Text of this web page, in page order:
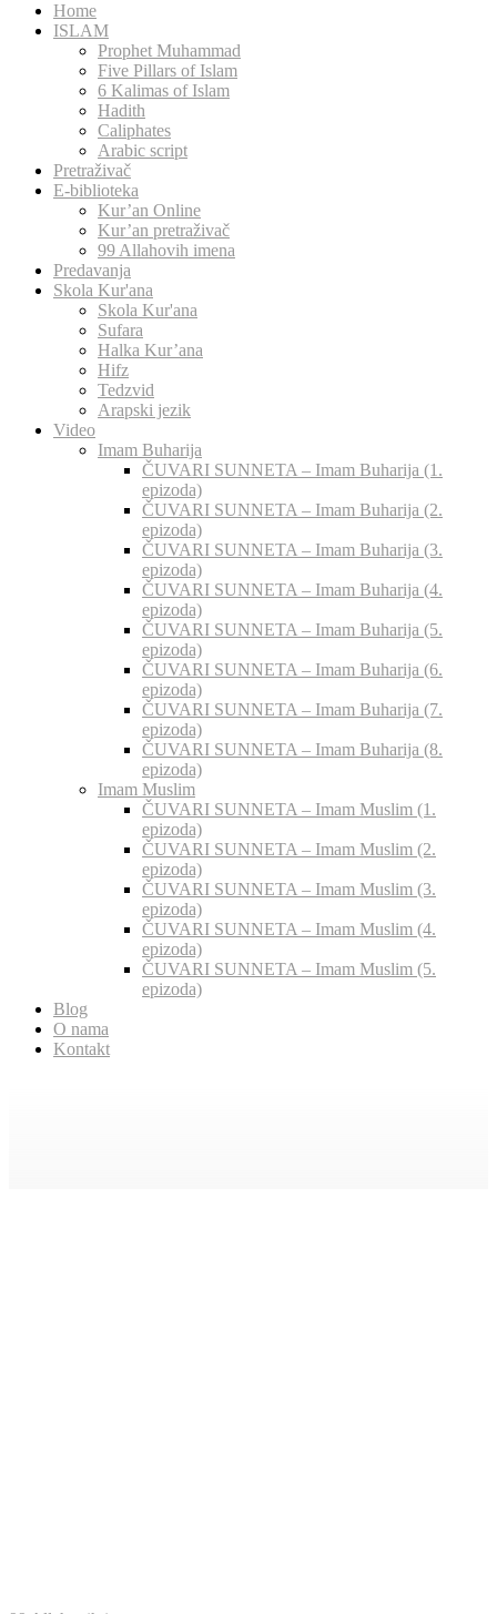
Home
ISLAM
Prophet Muhammad
Five Pillars of Islam
6 Kalimas of Islam
Hadith
Caliphates
Arabic script
Pretraživač
E-biblioteka
Kur’an Online
Kur’an pretraživač
99 Allahovih imena
Predavanja
Skola Kur'ana
Skola Kur'ana
Sufara
Halka Kur’ana
Hifz
Tedzvid
Arapski jezik
Video
Imam Buharija
ČUVARI SUNNETA – Imam Buharija (1.
epizoda)
ČUVARI SUNNETA – Imam Buharija (2.
epizoda)
ČUVARI SUNNETA – Imam Buharija (3.
epizoda)
ČUVARI SUNNETA – Imam Buharija (4.
epizoda)
ČUVARI SUNNETA – Imam Buharija (5.
epizoda)
ČUVARI SUNNETA – Imam Buharija (6.
epizoda)
ČUVARI SUNNETA – Imam Buharija (7.
epizoda)
ČUVARI SUNNETA – Imam Buharija (8.
epizoda)
Imam Muslim
ČUVARI SUNNETA – Imam Muslim (1.
epizoda)
ČUVARI SUNNETA – Imam Muslim (2.
epizoda)
ČUVARI SUNNETA – Imam Muslim (3.
epizoda)
ČUVARI SUNNETA – Imam Muslim (4.
epizoda)
ČUVARI SUNNETA – Imam Muslim (5.
epizoda)
Blog
O nama
Kontakt